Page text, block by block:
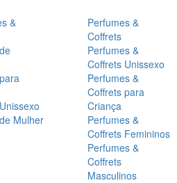
&
Mulher
Perfumes &
Coffrets
Perfumes &
Coffrets Unissexo
Perfumes &
Coffrets para
Criança
Perfumes &
Coffrets Femininos
Perfumes &
Coffrets
Masculinos